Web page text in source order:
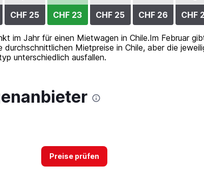
CHF 25 CHF 23 CHF 25 CHF 26 CHF
im Jahr für einen Mietwagen in Chile.Im Februar
Mietpreise in Chile, aber die
unterschiedlich ausfallen.
Preise prüfen